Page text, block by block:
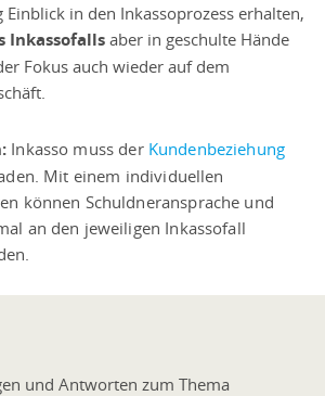
Einblick in den Inkassoprozess erhalten,
Inkassofallsaber in geschulte Hände
Fokus auch wieder auf dem
Inkasso muss der Kundenbeziehung
Mit einem individuellen
können Schuldneransprache und
an den jeweiligen Inkassofall
und Antworten zum Thema